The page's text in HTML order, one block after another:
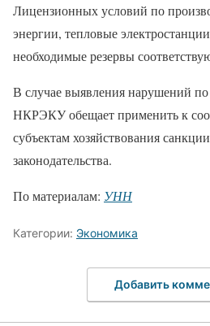
Лицензионных условий по
энергии, тепловые
необходимые резервы
В случае выявления нарушений по
НКРЭКУ обещает применить к
субъектам хозяйствования
законодательства.
По материалам: УНН
Категории: Экономика
Добавить